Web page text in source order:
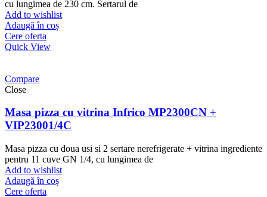
cu lungimea de 230 cm. Sertarul de
Add to wishlist
Adaugă în coș
Cere oferta
Quick View
Compare
Close
Masa pizza cu vitrina Infrico MP2300CN +
VIP23001/4C
Masa pizza cu doua usi si 2 sertare nerefrigerate + vitrina ingrediente
pentru 11 cuve GN 1/4, cu lungimea de
Add to wishlist
Adaugă în coș
Cere oferta